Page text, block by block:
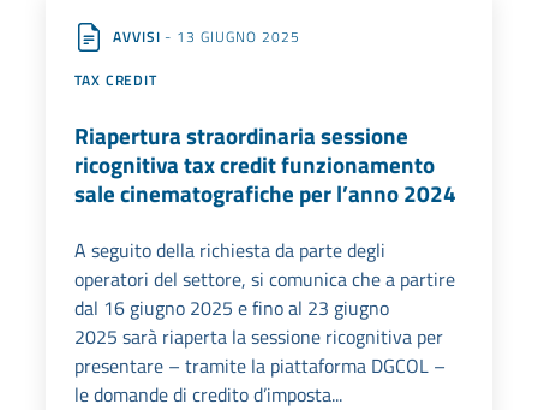
AVVISI - 13 GIUGNO 2025
TAX CREDIT
Riapertura straordinaria sessione
ricognitiva tax credit funzionamento
sale cinematografiche per l’anno 2024
A seguito della richiesta da parte degli
operatori del settore, si comunica che a partire
dal 16 giugno 2025 e fino al 23 giugno
2025 sarà riaperta la sessione ricognitiva per
presentare – tramite la piattaforma DGCOL –
le domande di credito d’imposta...